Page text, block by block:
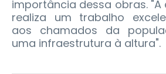
importância dessa obras. "A
realiza um trabalho
aos chamados da
uma infraestrutura à altura".